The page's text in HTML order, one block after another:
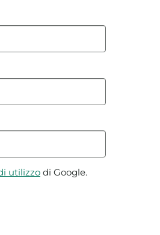
utilizzo di Google.